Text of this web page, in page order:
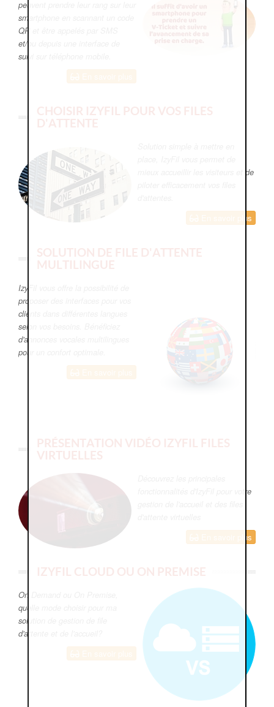
peuvent prendre leur rang sur leur
smartphone en scannant un code
QR et être appelés par SMS
et/ou depuis une interface de
suivi sur téléphone mobile.
CHOISIR IZYFIL POUR VOS FILES
D'ATTENTE
mieux accueillir les visiteurs et de
En savoir plus
SOLUTION DE FILE D'ATTENTE
MULTILINGUE
IzyFil vous offre la possibilité de
proposer des interfaces pour vos
clients dans différentes langues
selon vos besoins. Bénéficiez
d'annonces vocales multilingues
pour un confort optimale.
PRÉSENTATION VIDÉO IZYFIL FILES
VIRTUELLES
fonctionnalités d'IzyFil pour votre
En savoir plus
IZYFIL CLOUD OU ON PREMISE
On Demand ou On Premise,
quelle mode choisir pour ma
solution de gestion de file
d'attente et de l'accueil?